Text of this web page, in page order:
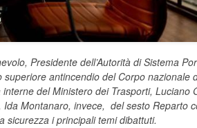
Presidente dell’Autorità di Sistema
superiore antincendio del Corpo
del Ministero dei Trasporti,
Ida Montanaro, invece, del sesto Reparto
sicurezza i principali temi dibattuti.